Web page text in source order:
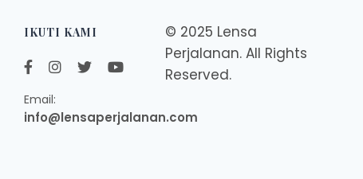
IKUTI KAMI
Email:
info@lensaperjalanan.com
© 2025 Lensa
Perjalanan. All Rights
Reserved.